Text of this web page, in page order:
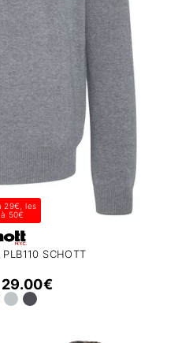
29€, les
50€
SCHOTT
29.00€